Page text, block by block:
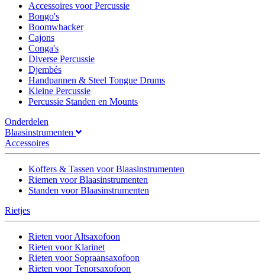
Accessoires voor Percussie
Bongo's
Boomwhacker
Cajons
Conga's
Diverse Percussie
Djembés
Handpannen & Steel Tongue Drums
Kleine Percussie
Percussie Standen en Mounts
Onderdelen
Blaasinstrumenten
Accessoires
Koffers & Tassen voor Blaasinstrumenten
Riemen voor Blaasinstrumenten
Standen voor Blaasinstrumenten
Rietjes
Rieten voor Altsaxofoon
Rieten voor Klarinet
Rieten voor Sopraansaxofoon
Rieten voor Tenorsaxofoon